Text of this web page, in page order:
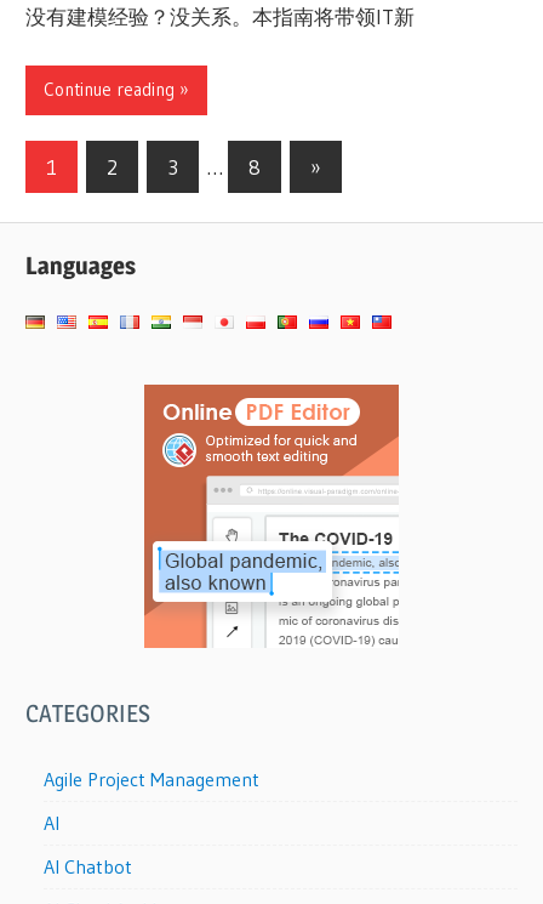
没有建模经验？没关系。本指南将带领IT新
Continue reading
文
分
页
1 2 3 … 8
Next
Posts
»
Languages
CATEGORIES
Agile Project Management
AI
AI Chatbot